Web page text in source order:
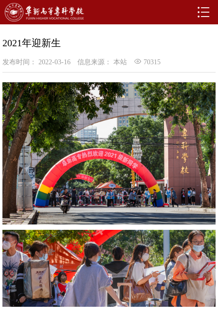
2021年迎新生
发布时间： 2022-03-16 信息来源： 本站 70315